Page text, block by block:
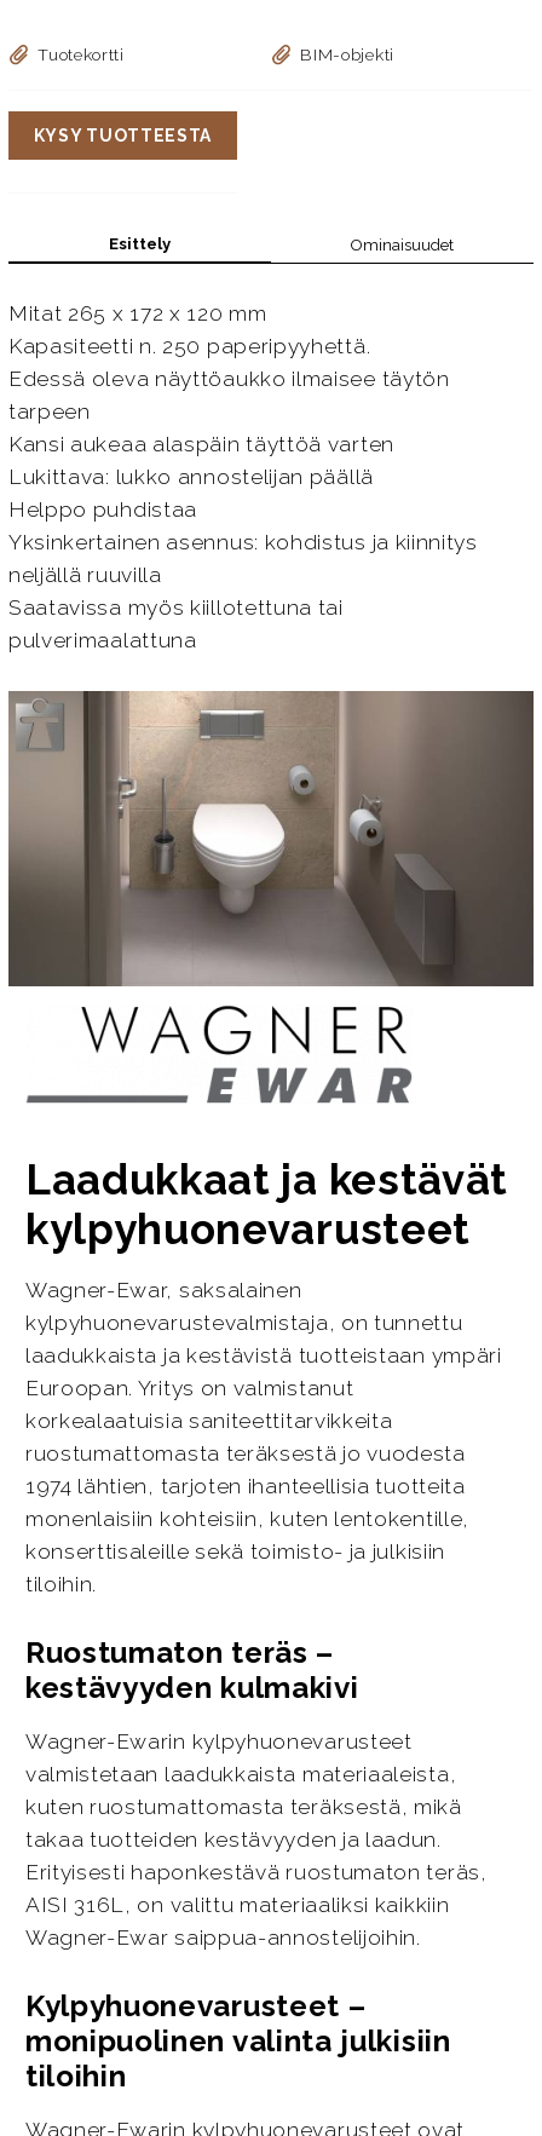
Tuotekortti BIM-objekti
KYSY TUOTTEESTA
Esittely Ominaisuudet
Mitat 265 x 172 x 120 mm
Kapasiteetti n. 250 paperipyyhettä.
Edessä oleva näyttöaukko ilmaisee täytön
tarpeen
Kansi aukeaa alaspäin täyttöä varten
Lukittava: lukko annostelijan päällä
Helppo puhdistaa
Yksinkertainen asennus: kohdistus ja kiinnitys
neljällä ruuvilla
Saatavissa myös kiillotettuna tai
pulverimaalattuna
Laadukkaat ja kestävät
kylpyhuonevarusteet
Wagner-Ewar, saksalainen
kylpyhuonevarustevalmistaja, on tunnettu
laadukkaista ja kestävistä tuotteistaan ympäri
Euroopan. Yritys on valmistanut
korkealaatuisia saniteettitarvikkeita
ruostumattomasta teräksestä jo vuodesta
1974 lähtien, tarjoten ihanteellisia tuotteita
monenlaisiin kohteisiin, kuten lentokentille,
konserttisaleille sekä toimisto- ja julkisiin
tiloihin.
Ruostumaton teräs –
kestävyyden kulmakivi
Wagner-Ewarin kylpyhuonevarusteet
valmistetaan laadukkaista materiaaleista,
kuten ruostumattomasta teräksestä, mikä
takaa tuotteiden kestävyyden ja laadun.
Erityisesti haponkestävä ruostumaton teräs,
AISI 316L, on valittu materiaaliksi kaikkiin
Wagner-Ewar saippua-annostelijoihin.
Kylpyhuonevarusteet –
monipuolinen valinta julkisiin
tiloihin
Wagner-Ewarin kylpyhuonevarusteet ovat